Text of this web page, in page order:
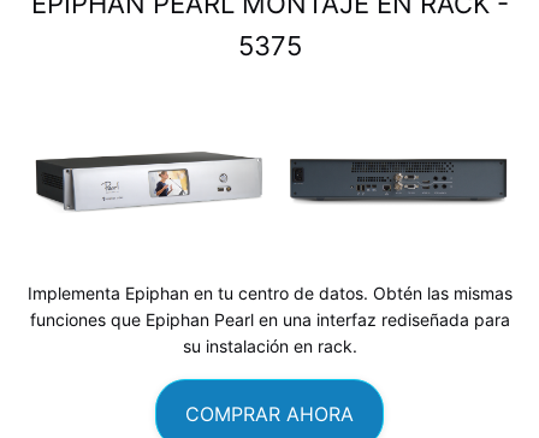
5375
Implementa Epiphan en tu centro de datos. Obtén las mismas
funciones que Epiphan Pearl en una interfaz rediseñada para
su instalación en rack.
COMPRAR AHORA